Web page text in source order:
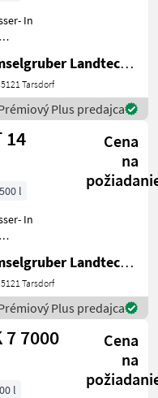
In
+
und Beste
Hersteller!)
Amselgruber Landtechnik GmbH
5121 Tarsdorf
Plus predajca
14
Cena
na
l
In
+
und Beste
Hersteller!)
Amselgruber Landtechnik GmbH
5121 Tarsdorf
Plus predajca
Cena
na
l